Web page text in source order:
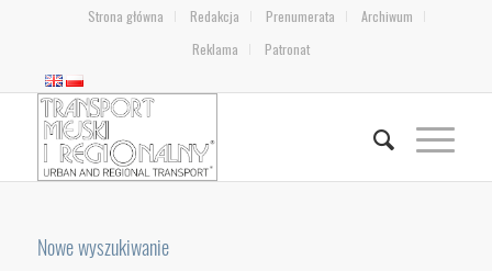
Strona główna Redakcja Prenumerata
Archiwum
Reklama
Patronat
Nowe wyszukiwanie